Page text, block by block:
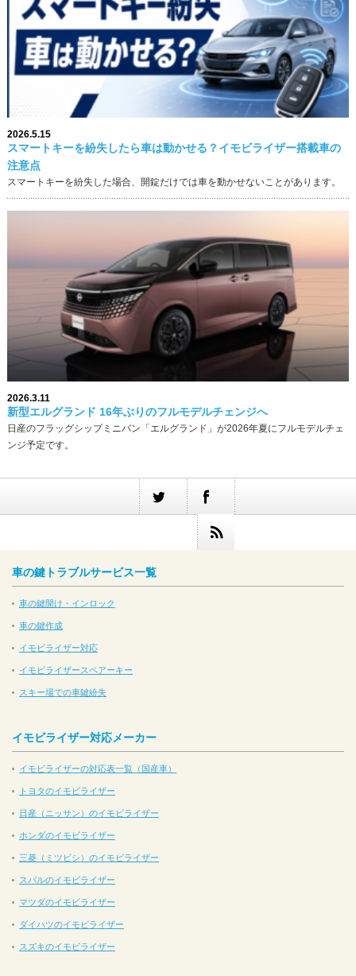
2026.5.15
スマートキーを紛失したら車は動かせる？イモビライザー搭載車の
注意点
スマートキーを紛失した場合、開錠だけでは車を動かせないことがあります。
2026.3.11
新型エルグランド 16年ぶりのフルモデルチェンジへ
日産のフラッグシップミニバン「エルグランド」が2026年夏にフルモデルチェ
ンジ予定です。
車の鍵トラブルサービス一覧
車の鍵開け・インロック
車の鍵作成
イモビライザー対応
イモビライザースペアーキー
スキー場での車鍵紛失
イモビライザー対応メーカー
イモビライザーの対応表一覧（国産車）
トヨタのイモビライザー
日産（ニッサン）のイモビライザー
ホンダのイモビライザー
三菱（ミツビシ）のイモビライザー
スバルのイモビライザー
マツダのイモビライザー
ダイハツのイモビライザー
スズキのイモビライザー